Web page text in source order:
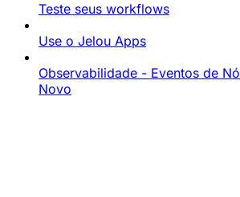
Teste seus workflows
Use o Jelou Apps
Observabilidade - Eventos de Nó
Novo